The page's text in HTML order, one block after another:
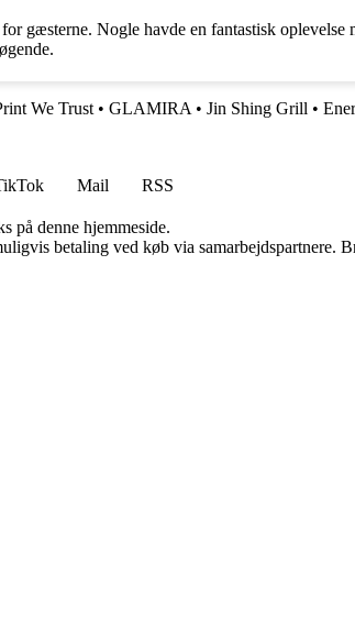
gæsterne. Nogle havde en fantastisk
We Trust • GLAMIRA • Jin Shing Grill •
Mail
RSS
på denne hjemmeside.
betaling ved køb via samarbejdspartnere.